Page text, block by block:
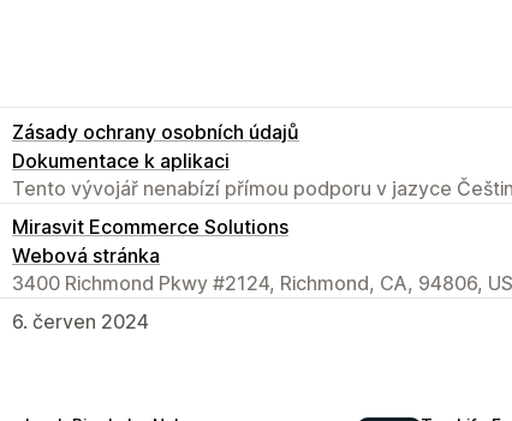
Zásady ochrany osobních údajů
Dokumentace k aplikaci
Tento vývojář nenabízí přímou podporu v jazyce
Mirasvit Ecommerce Solutions
Webová stránka
3400 Richmond Pkwy #2124, Richmond, CA, 94806, US
6. červen 2024